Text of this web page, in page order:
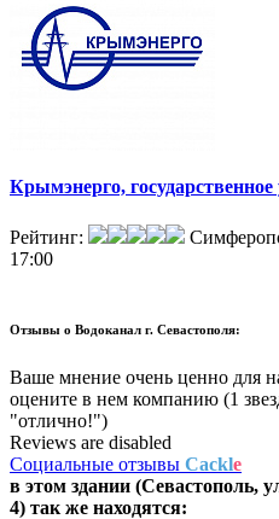
Крымэнерго,
Рейтинг:
17:00
Отзывы о Водоканал г. Севастополя:
Ваше мнение очень ценно для
оцените в нем компанию (1
"отлично!")
Reviews are disabled
Социальные отзывы Cackle
в этом здании (Севастополь,
4) так же находятся: